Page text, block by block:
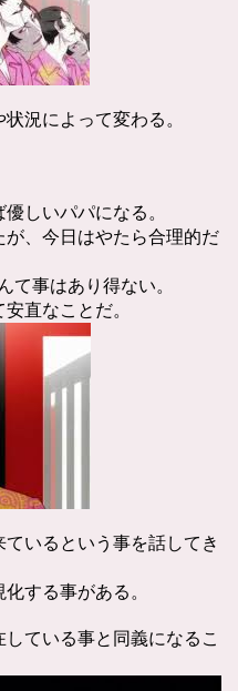
況によって変わる。
しいパパになる。
、今日はやたら合理的だ
て事はあり得ない。
直なことだ。
いるという事を話してき
する事がある。
ている事と同義になるこ